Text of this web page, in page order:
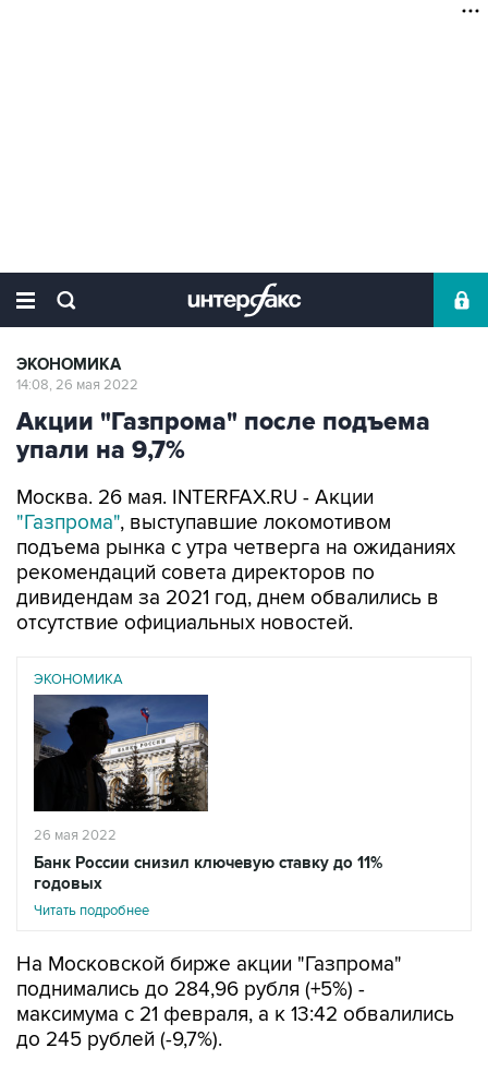
ЭКОНОМИКА
14:08, 26 мая 2022
Акции "Газпрома" после подъема
упали на 9,7%
Москва. 26 мая. INTERFAX.RU - Акции
"Газпрома", выступавшие локомотивом
подъема рынка с утра четверга на ожиданиях
рекомендаций совета директоров по
дивидендам за 2021 год, днем обвалились в
отсутствие официальных новостей.
ЭКОНОМИКА
26 мая 2022
Банк России снизил ключевую ставку до 11%
годовых
Читать подробнее
На Московской бирже акции "Газпрома"
поднимались до 284,96 рубля (+5%) -
максимума с 21 февраля, а к 13:42 обвалились
до 245 рублей (-9,7%).